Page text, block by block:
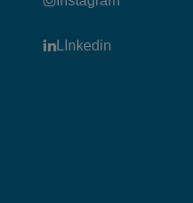
fönster.
LInkedin